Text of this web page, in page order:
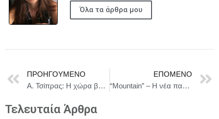
Όλα τα άρθρα μου
ΠΡΟΗΓΟΎΜΕΝΟ
Α. Τσίπρας: Η χώρα βαλκανοποιείται
ΕΠΌΜΕΝΟ
“Mountain” – Η νέα παράσταση των RootlessRoot, από τις 19/6 στον νέο χώρο της ομάδας!
Τελευταία Άρθρα